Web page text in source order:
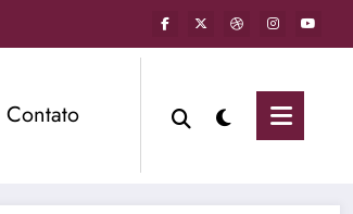
Contato